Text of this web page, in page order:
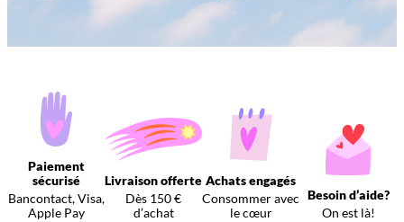
Paiement
sécurisé
Bancontact, Visa,
Apple Pay
Livraison offerte
Dès 150 €
d’achat
Achats engagés
Consommer avec
le cœur
Besoin d’aide?
On est là!